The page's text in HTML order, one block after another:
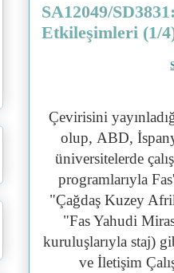
SA12049/
Etkileşimleri (1/
Çevirisini
olup, ABD,
üniversitelerde
programlarıyla
"Çağdaş Kuzey
"Fas Yahudi
kuruluşlarıyla staj)
ve İletişim